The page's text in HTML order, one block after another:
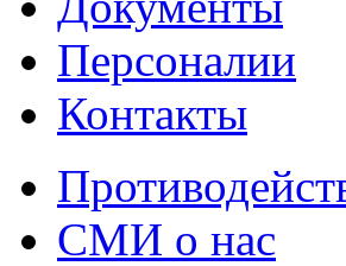
Персоналии
Контакты
СМИ о нас